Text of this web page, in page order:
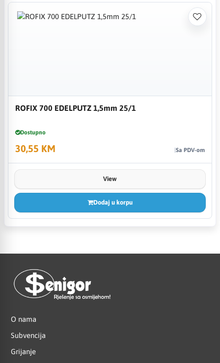
ROFIX 700 EDELPUTZ 1,5mm 25/1
Dostupno
30,55 KM Sa PDV-om
View
Dodaj u korpu
O nama
Subvencija
Grijanje